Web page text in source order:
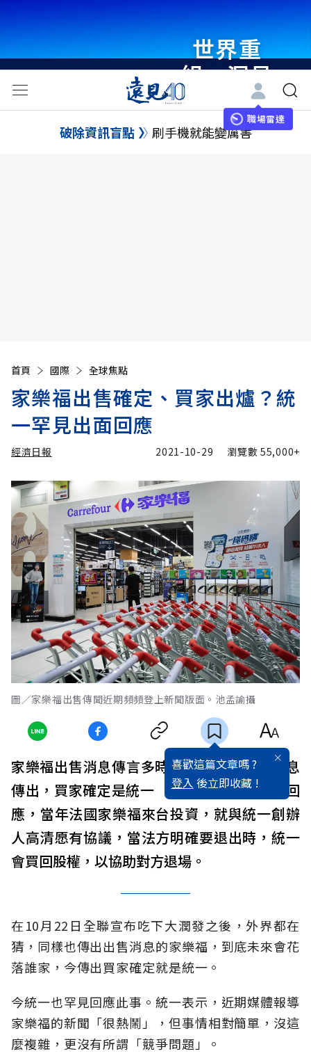
世界重
組・洞見
未來 與
世界領袖
職場雷達
破除資訊盲點 刷手機就能變厲害
首頁 國際 全球焦點
家樂福出售確定、買家出爐？統
一罕見出面回應
經濟日報 2021-10-29 瀏覽數55,000+
圖／家樂福出售傳聞近期頻頻登上新聞版面。池孟諭攝
喜歡這篇文章嗎 ?
登入 後立即收藏 !
家樂福出售消息傳言多時，今（29）日有消息
傳出，買家確定是統一（1216），對此統一回
應，當年法國家樂福來台投資，就與統一創辦
人高清愿有協議，當法方明確要退出時，統一
會買回股權，以協助對方退場。
在10月22日全聯宣布吃下大潤發之後，外界都在
猜，同樣也傳出出售消息的家樂福，到底未來會花
落誰家，今傳出買家確定就是統一。
今統一也罕見回應此事。統一表示，近期媒體報導
家樂福的新聞「很熱鬧」，但事情相對簡單，沒這
麼複雜，更沒有所謂「競爭問題」。